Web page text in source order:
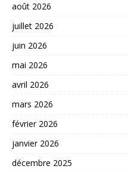
août 2026
juillet 2026
juin 2026
mai 2026
avril 2026
mars 2026
février 2026
janvier 2026
décembre 2025